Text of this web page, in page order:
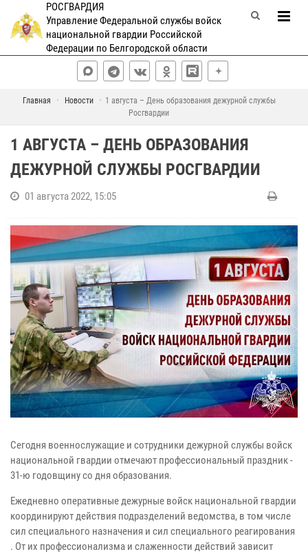
РОСГВАРДИЯ
Управление Федеральной службы войск
национальной гвардии Российской
Федерации по Белгородской области
Главная Новости
1 августа – День образования дежурной службы
Росгвардии
1 АВГУСТА – ДЕНЬ ОБРАЗОВАНИЯ
ДЕЖУРНОЙ СЛУЖБЫ РОСГВАРДИИ
01 августа 2022, 15:05
Сегодня военнослужащие и сотрудники дежурной службы войск
национальной гвардии отмечают профессиональный праздник -
31-ю годовщину со дня образования.
Ежедневно оперативные дежурные войск национальной гвардии
координируют действия подразделений ведомства, в том числе
сил специального назначения и сил специального реагирования
. От их профессионализма и слаженности действий зависит